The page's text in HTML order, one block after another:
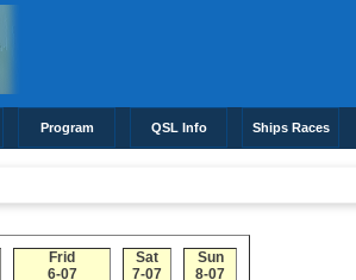
Program QSL Info Ships Races
Frid
6-07
Sat
7-07
Sun
8-07